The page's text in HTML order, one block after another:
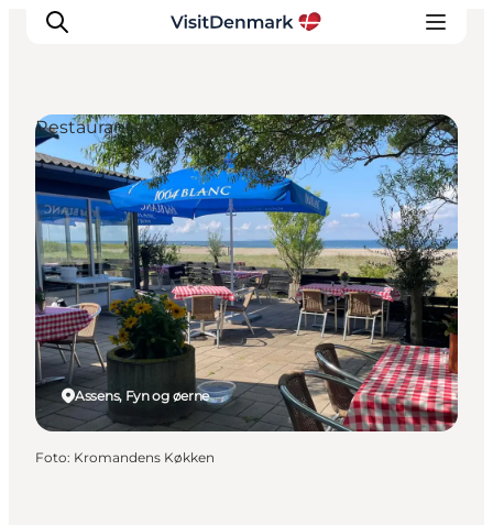
Inspiration
Destinationer
Oplevelser
Overnatning
Planlæg ferien
Assens, Fyn og øerne
Restauranter
Foto: Kromandens Køkken